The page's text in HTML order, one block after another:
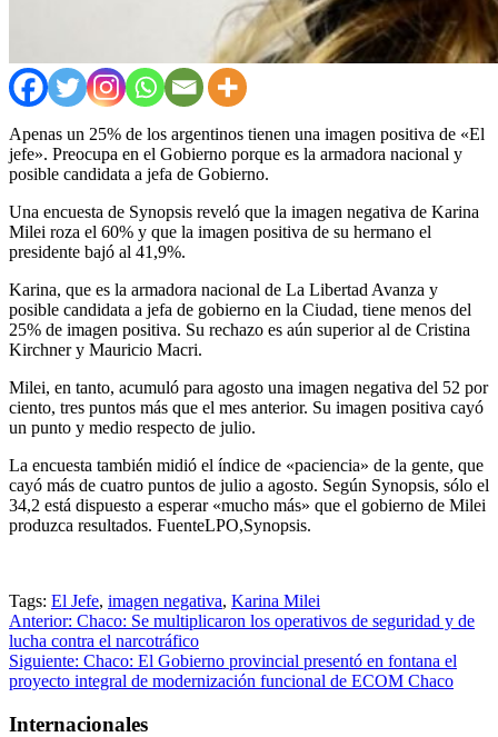
Apenas un 25% de los argentinos tienen una imagen positiva de «El
jefe». Preocupa en el Gobierno porque es la armadora nacional y
posible candidata a jefa de Gobierno.
Una encuesta de Synopsis reveló que la imagen negativa de Karina
Milei roza el 60% y que la imagen positiva de su hermano el
presidente bajó al 41,9%.
Karina, que es la armadora nacional de La Libertad Avanza y
posible candidata a jefa de gobierno en la Ciudad, tiene menos del
25% de imagen positiva. Su rechazo es aún superior al de Cristina
Kirchner y Mauricio Macri.
Milei, en tanto, acumuló para agosto una imagen negativa del 52 por
ciento, tres puntos más que el mes anterior. Su imagen positiva cayó
un punto y medio respecto de julio.
La encuesta también midió el índice de «paciencia» de la gente, que
cayó más de cuatro puntos de julio a agosto. Según Synopsis, sólo el
34,2 está dispuesto a esperar «mucho más» que el gobierno de Milei
produzca resultados. FuenteLPO,Synopsis.
Tags: El Jefe, imagen negativa, Karina Milei
Navegación
de
entradas
Anterior: Chaco: Se multiplicaron los operativos de seguridad y de
lucha contra el narcotráfico
Siguiente: Chaco: El Gobierno provincial presentó en fontana el
proyecto integral de modernización funcional de ECOM Chaco
Internacionales